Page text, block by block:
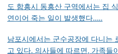
도 함흥시 동흥산 구역에서는 집
연이어 죽는 일이 발생했다…..
남포시에서는 군수공장에 다니는
고 있다. 의사들에 따르면, 가족들